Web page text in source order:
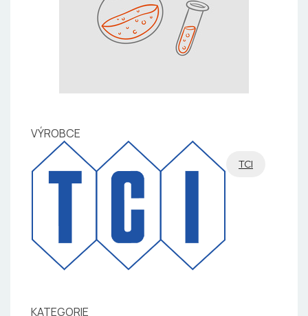
VÝROBCE
TCI
KATEGORIE